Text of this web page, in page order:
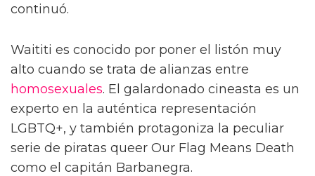
continuó.
Waititi es conocido por poner el listón muy
alto cuando se trata de alianzas entre
homosexuales. El galardonado cineasta es un
experto en la auténtica representación
LGBTQ+, y también protagoniza la peculiar
serie de piratas queer Our Flag Means Death
como el capitán Barbanegra.